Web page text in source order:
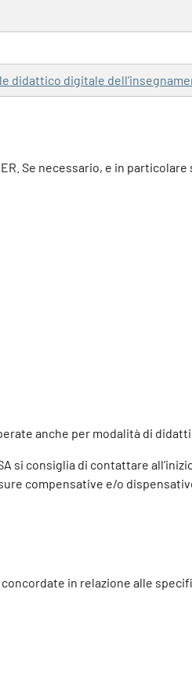
didattico digitale
Se necessario, e in
anche per modalità di
consiglia di contattare
compensative e/o
in relazione alle